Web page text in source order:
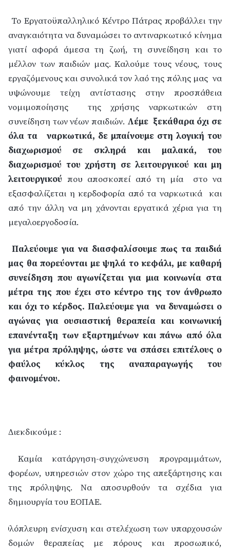
Το Εργατοϋπαλληλικό Κέντρο Πάτρας προβάλλει την
αναγκαιότητα να δυναμώσει το αντιναρκωτικό κίνημα
γιατί αφορά άμεσα τη ζωή, τη συνείδηση και το
μέλλον των παιδιών μας. Καλούμε τους νέους, τους
εργαζόμενους και συνολικά τον λαό της πόλης μας να
υψώνουμε τείχη αντίστασης στην προσπάθεια
νομιμοποίησης
της χρήσης ναρκωτικών στη
συνείδηση των νέων παιδιών. Λέμε ξεκάθαρα όχι σε
όλα τα
ναρκωτικά, δε μπαίνουμε στη λογική του
διαχωρισμού σε σκληρά και μαλακά, του
διαχωρισμού του χρήστη σε λειτουργικού και μη
λειτουργικού που αποσκοπεί από τη μία
στο να
εξασφαλίζεται η κερδοφορία από τα ναρκωτικά και
από την άλλη να μη χάνονται εργατικά χέρια για τη
μεγαλοεργοδοσία.
Παλεύουμε για να διασφαλίσουμε πως τα παιδιά
μας θα πορεύονται με ψηλά το κεφάλι, με καθαρή
συνείδηση που αγωνίζεται για μια κοινωνία στα
μέτρα της που έχει στο κέντρο της τον άνθρωπο
και όχι το κέρδος. Παλεύουμε για να δυναμώσει ο
αγώνας για ουσιαστική θεραπεία και κοινωνική
επανένταξη των εξαρτημένων και πάνω από όλα
για μέτρα πρόληψης, ώστε να σπάσει επιτέλους ο
φαύλος κύκλος της αναπαραγωγής του
φαινομένου.
Διεκδικούμε :
Καμία κατάργηση-συγχώνευση προγραμμάτων,
φορέων, υπηρεσιών στον χώρο της απεξάρτησης και
της πρόληψης. Να αποσυρθούν τα σχέδια για
δημιουργία του ΕΟΠΑΕ.
Ολόπλευρη ενίσχυση και στελέχωση των υπαρχουσών
δομών θεραπείας με πόρους και προσωπικό,